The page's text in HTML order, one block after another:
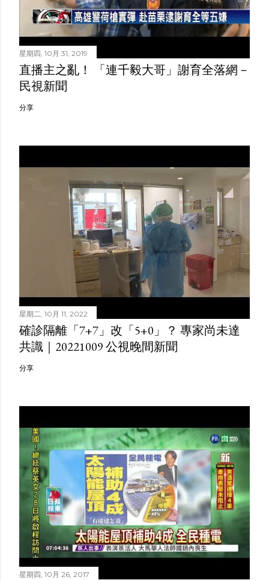
星期四, 10月 31, 2019
直播主之亂！ 「連千毅大哥」謝育全落網－
民視新聞
分享
星期二, 10月 11, 2022
確診隔離「7+7」改「5+0」？ 專家尚未達
共識｜20221009 公視晚間新聞
分享
星期四, 10月 26, 2017